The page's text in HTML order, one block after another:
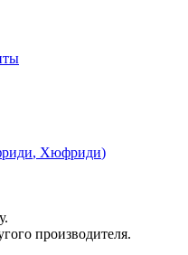
, Хюфриди)
производителя.